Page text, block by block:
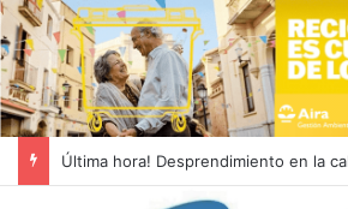
Última hora! Desprendimiento en la